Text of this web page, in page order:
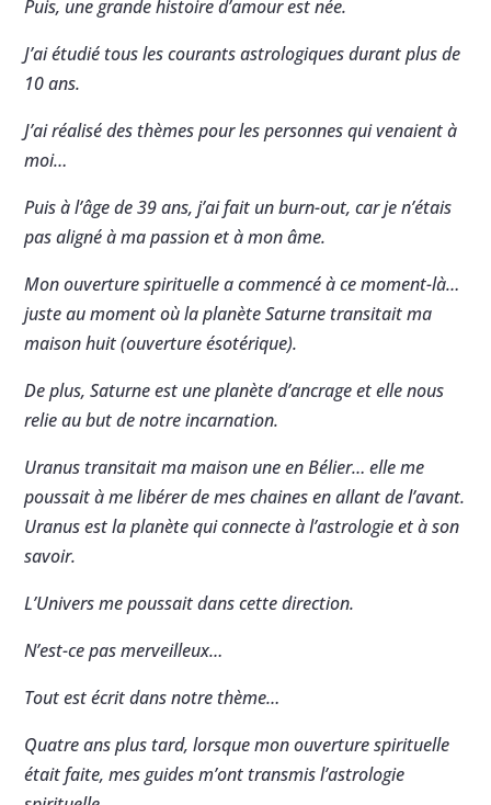
Puis, une grande histoire d’amour est née.
J’ai étudié tous les courants astrologiques durant plus de
10 ans.
J’ai réalisé des thèmes pour les personnes qui venaient à
moi…
Puis à l’âge de 39 ans, j’ai fait un burn-out, car je n’étais
pas aligné à ma passion et à mon âme.
Mon ouverture spirituelle a commencé à ce moment-là…
juste au moment où la planète Saturne transitait ma
maison huit (ouverture ésotérique).
De plus, Saturne est une planète d’ancrage et elle nous
relie au but de notre incarnation.
Uranus transitait ma maison une en Bélier… elle me
poussait à me libérer de mes chaines en allant de l’avant.
Uranus est la planète qui connecte à l’astrologie et à son
savoir.
L’Univers me poussait dans cette direction.
N’est-ce pas merveilleux…
Tout est écrit dans notre thème…
Quatre ans plus tard, lorsque mon ouverture spirituelle
était faite, mes guides m’ont transmis l’astrologie